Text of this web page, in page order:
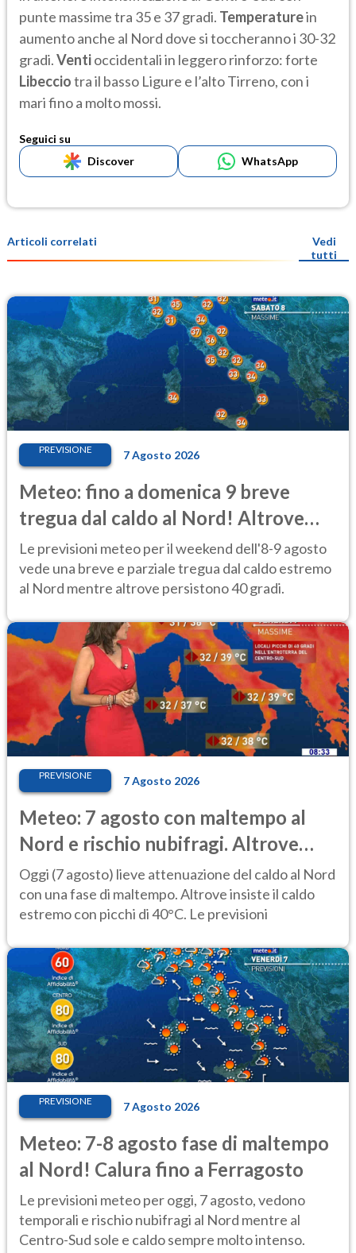
punte massime tra 35 e 37 gradi. Temperaturein
aumento anche al Nord dove si toccheranno i 30-32
gradi.Ventioccidentali in leggero rinforzo: forte
Libecciotra il basso Ligure e l’alto Tirreno, con i
mari fino a molto mossi.
Seguici su
Discover
WhatsApp
Articoli correlati
Vedi
tutti
PREVISIONE 7 Agosto 2026
Meteo: fino a domenica 9 breve
tregua dal caldo al Nord! Altrove
calura e afa
Le previsioni meteo per il weekend dell'8-9 agosto
vede una breve e parziale tregua dal caldo estremo
al Nord mentre altrove persistono 40 gradi.
PREVISIONE 7 Agosto 2026
Meteo: 7 agosto con maltempo al
Nord e rischio nubifragi. Altrove
caldo estremo
Oggi (7 agosto) lieve attenuazione del caldo al Nord
con una fase di maltempo. Altrove insiste il caldo
estremo con picchi di 40°C. Le previsioni
PREVISIONE 7 Agosto 2026
Meteo: 7-8 agosto fase di maltempo
al Nord! Calura fino a Ferragosto
Le previsioni meteo per oggi, 7 agosto, vedono
temporali e rischio nubifragi al Nord mentre al
Centro-Sud sole e caldo sempre molto intenso.